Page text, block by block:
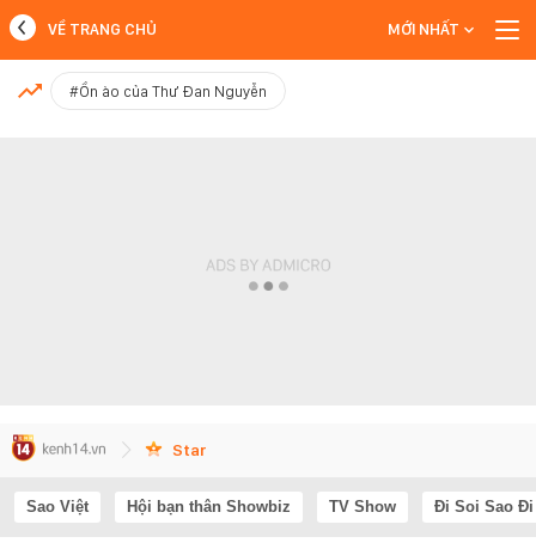
MỚI NHẤT
VỀ TRANG CHỦ MỚI NHẤT
#Ồn ào của Thư Đan Nguyễn
Star
Sao Việt Hội bạn thân Showbiz TV Show Đi Soi Sao Đi